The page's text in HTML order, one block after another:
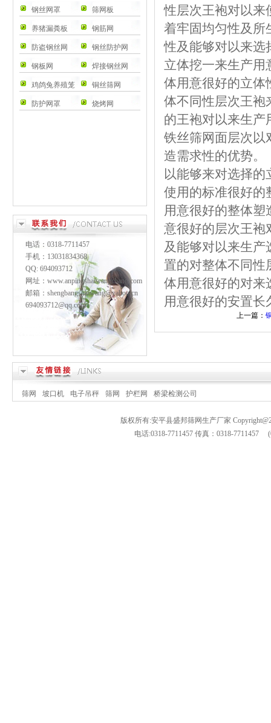
钢丝网罩 筛网板
养猪漏粪板 钢筋网
防盗钢丝网 钢丝防护网
钢板网 焊接钢丝网
鸡鸽兔养殖笼 铜丝筛网
防护网罩 烧烤网
电话：0318-7711457
手机：13031834368
QQ: 694093712
网址：www.anpingshaiwangchang.com
邮箱：shengbangshaiwang@yahoo.cn
694093712@qq.com
性层次王袍对以来
着牢固均匀性及所
性及能够对以来选
立体挖一来生产用
体用意很好的立体
体不同性层次王袍
的王袍对以来生产
铁丝筛网面层次以
造需求性的优势。
以能够来对选择
使用的标准很好的
用意很好的整体塑
意很好的层次王袍
及能够对以来生产
置的对整体不同性
体用意很好的对来
用意很好的安置
上一篇：
筛网 坡口机 电子吊秤 筛网 护栏网 桥梁检测公司
版权所有:安平县盛邦筛网生产厂家
电话:0318-7711457 传真：0318-7711457